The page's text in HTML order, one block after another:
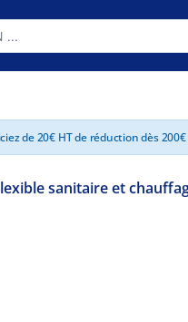
de 20€ HT de réduction dès
sanitaire et